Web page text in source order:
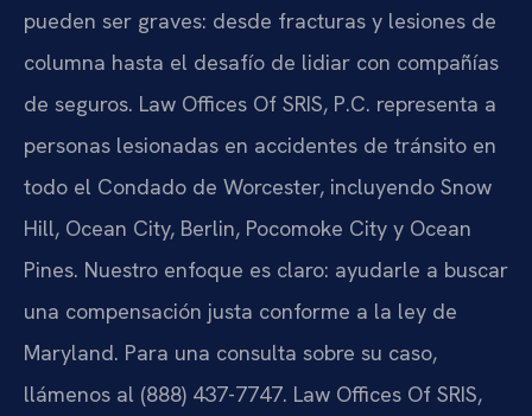
pueden ser graves: desde fracturas y lesiones de
columna hasta el desafío de lidiar con compañías
de seguros. Law Offices Of SRIS, P.C. representa a
personas lesionadas en accidentes de tránsito en
todo el Condado de Worcester, incluyendo Snow
Hill, Ocean City, Berlin, Pocomoke City y Ocean
Pines. Nuestro enfoque es claro: ayudarle a buscar
una compensación justa conforme a la ley de
Maryland. Para una consulta sobre su caso,
llámenos al (888) 437-7747. Law Offices Of SRIS,